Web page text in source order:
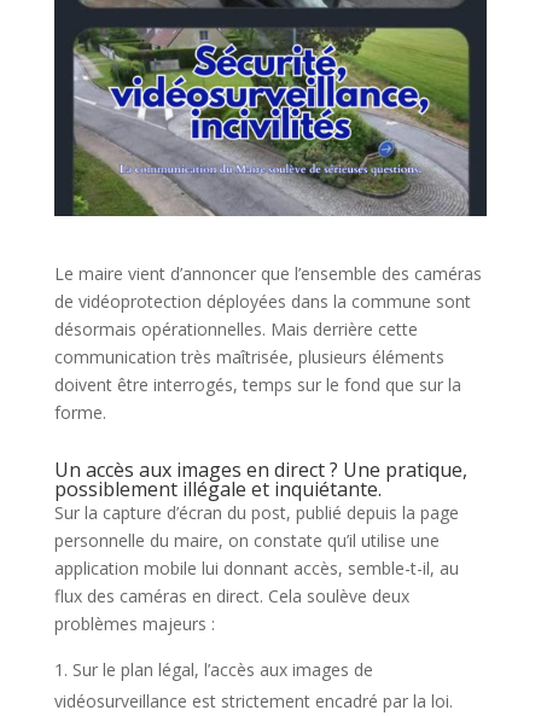
Le maire vient d’annoncer que l’ensemble des caméras
de vidéoprotection déployées dans la commune sont
désormais opérationnelles. Mais derrière cette
communication très maîtrisée, plusieurs éléments
doivent être interrogés, temps sur le fond que sur la
forme.
Un accès aux images en direct ? Une pratique,
possiblement illégale et inquiétante.
Sur la capture d’écran du post, publié depuis la page
personnelle du maire, on constate qu’il utilise une
application mobile lui donnant accès, semble-t-il, au
flux des caméras en direct. Cela soulève deux
problèmes majeurs :
Sur le plan légal, l’accès aux images de
vidéosurveillance est strictement encadré par la loi.